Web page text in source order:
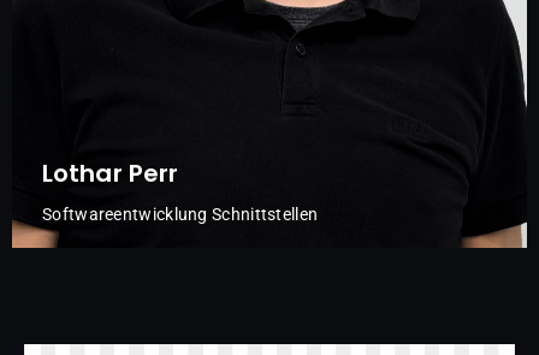
Lothar Perr
Softwareentwicklung Schnittstellen